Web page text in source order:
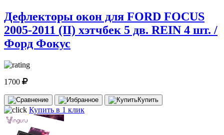
Дефлекторы окон для FORD FOCUS
2005-2011 (II) хэтчбек 5 дв. REIN 4 шт. /
Форд Фокус
1700
Купить
Купить в 1 клик